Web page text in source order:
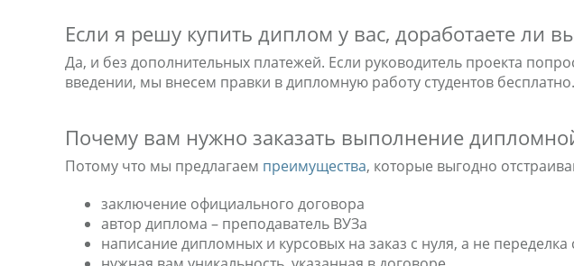
Если я решу купить диплом у вас, доработаете ли
Да, и без дополнительных платежей. Если руководитель проекта
введении, мы внесем правки в дипломную работу студентов бесплатно.
Почему вам нужно заказать выполнение
Потому что мы предлагаем преимущества, которые выгодно
заключение официального договора
автор диплома – преподаватель ВУЗа
написание дипломных и курсовых на заказ с нуля, а не